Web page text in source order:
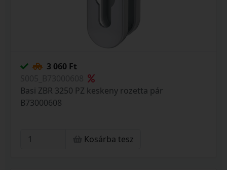
3 060 Ft
Basi ZBR 3250 PZ keskeny rozetta pár
B73000608
Kosárba tesz